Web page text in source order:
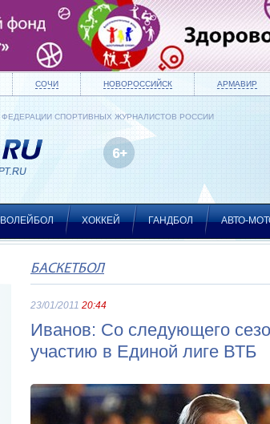
СОЧИ НОВОРОССИЙСК АРМАВИР
СПОРТИВНЫХ ЖУРНАЛИСТОВ РОССИИ
ВОЛЕЙБОЛ ХОККЕЙ ГАНДБОЛ АВТО-
БАСКЕТБОЛ
23/01/2011 20:44
Иванов: Со следующего
участию в Единой лиге ВТБ